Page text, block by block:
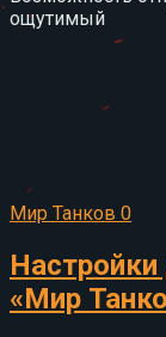
ощутимый
Мир Танков 0
«Мир